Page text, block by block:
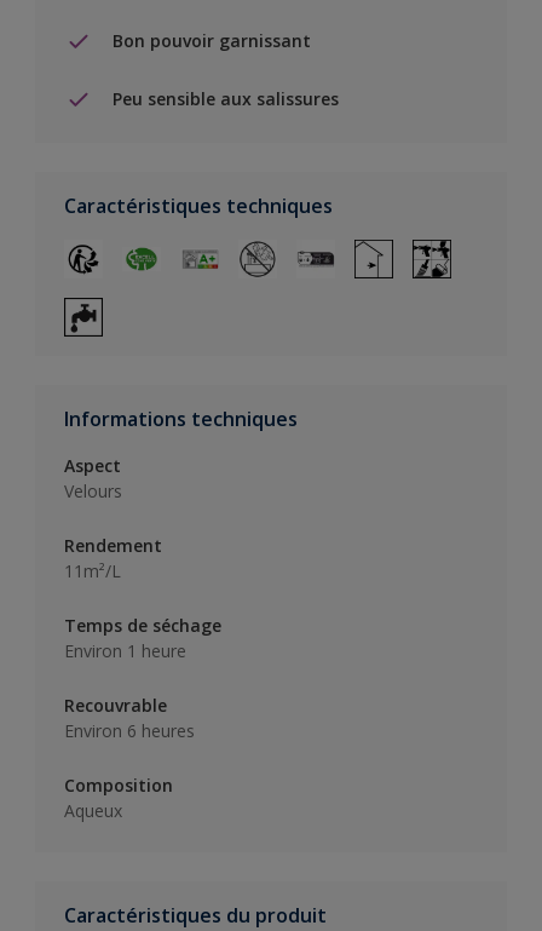
Bon pouvoir garnissant
Peu sensible aux salissures
Caractéristiques techniques
Informations techniques
Aspect
Velours
Rendement
11m²/L
Temps de séchage
Environ 1 heure
Recouvrable
Environ 6 heures
Composition
Aqueux
Caractéristiques du produit